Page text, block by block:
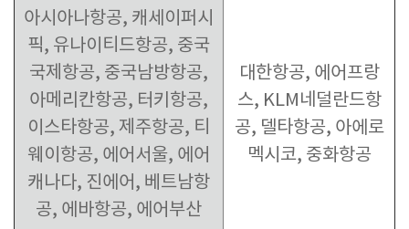
아시아나항공, 캐세이퍼시
픽, 유나이티드항공, 중국
국제항공, 중국남방항공,
아메리칸항공, 터키항공,
이스타항공, 제주항공, 티
웨이항공, 에어서울, 에어
캐나다, 진에어, 베트남항
공, 에바항공, 에어부산
대한항공, 에어프랑
스, KLM네덜란드항
공, 델타항공, 아에로
멕시코, 중화항공